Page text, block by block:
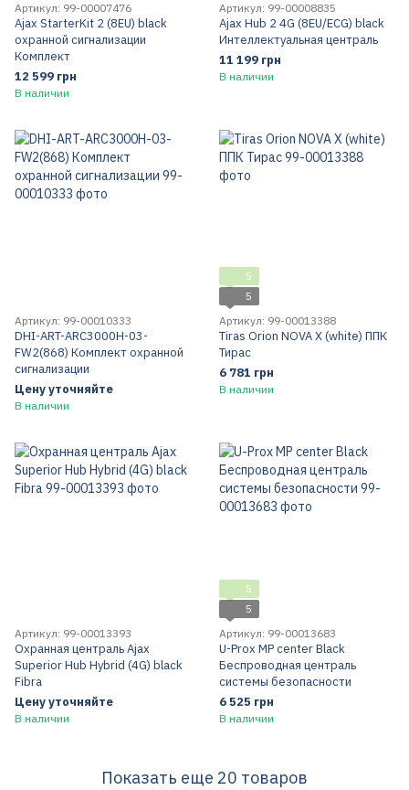
Артикул: 99-00007476
Ajax StarterKit 2 (8EU) black
охранной сигнализации
Комплект
12 599 грн
В наличии
Артикул: 99-00008835
Ajax Hub 2 4G (8EU/ECG) black
Интеллектуальная централь
11 199 грн
В наличии
Артикул: 99-00010333
DHI-ART-ARC3000H-03-
FW2(868) Комплект охранной
сигнализации
Цену уточняйте
В наличии
5
5
Артикул: 99-00013388
Tiras Orion NOVA X (white) ППК
Тирас
6 781 грн
В наличии
Артикул: 99-00013393
Охранная централь Ajax
Superior Hub Hybrid (4G) black
Fibra
Цену уточняйте
В наличии
5
5
Артикул: 99-00013683
U-Prox MP center Black
Беспроводная централь
системы безопасности
6 525 грн
В наличии
Показать еще 20 товаров